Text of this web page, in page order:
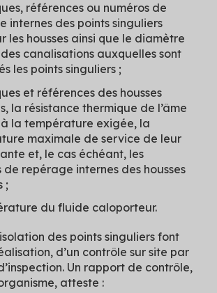
références ou numéros de
internes des points singuliers
les housses ainsi que le diamètre
canalisations auxquelles sont
les points singuliers ;
et références des housses
la résistance thermique de l’âme
la température exigée, la
maximale de service de leur
et, le cas échéant, les
de repérage internes des housses
;
du fluide caloporteur.
des points singuliers font
d’un contrôle sur site par
Un rapport de contrôle,
atteste :